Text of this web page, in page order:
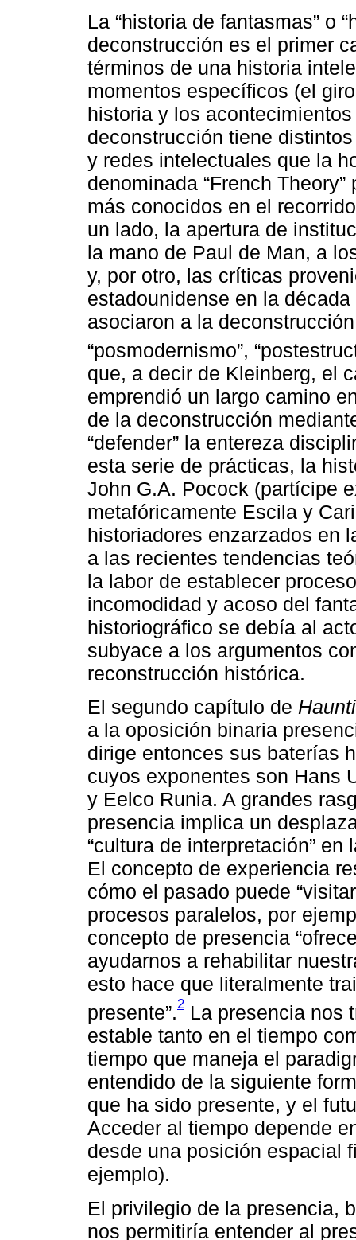
La “historia de fantasmas” o
deconstrucción es el primer
términos de una historia
momentos específicos (el
historia y los
deconstrucción tiene
y redes intelectuales que la
denominada “French
más conocidos en el
un lado, la apertura de
la mano de Paul de Man, a
y, por otro, las críticas
estadounidense en la
asociaron a la
“posmodernismo”,
que, a decir de Kleinberg, el
emprendió un largo camino
de la deconstrucción
“defender” la entereza
esta serie de prácticas, la
John G.A. Pocock (partícipe
metafóricamente Escila y
historiadores enzarzados en
a las recientes tendencias
la labor de establecer
incomodidad y acoso del
historiográfico se debía al
subyace a los argumentos
reconstrucción histórica.
El segundo capítulo de
a la oposición binaria
dirige entonces sus baterías
cuyos exponentes son Hans
y Eelco Runia. A grandes
presencia implica un
“cultura de interpretación”
El concepto de experiencia
cómo el pasado puede
procesos paralelos, por
concepto de presencia
ayudarnos a rehabilitar
esto hace que literalmente
presente”.2 La presencia nos
estable tanto en el tiempo
tiempo que maneja el
entendido de la siguiente
que ha sido presente, y el
Acceder al tiempo depende
desde una posición espacial
ejemplo).
El privilegio de la presencia,
nos permitiría entender al